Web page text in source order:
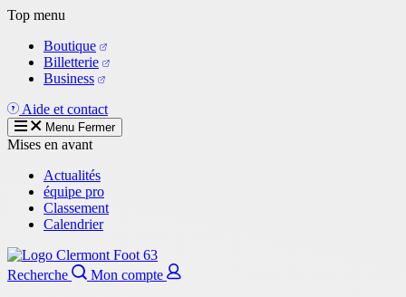
Aller
contenu
principal
Top menu
Boutique
Billetterie
Business
Aide et contact
Menu Fermer
Mises en avant
Actualités
équipe pro
Classement
Calendrier
Recherche
Mon compte